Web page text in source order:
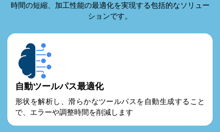
時間の短縮、加工性能の最適化を実現する包括的なソリュー
ションです。
自動ツールパス最適化
形状を解析し、滑らかなツールパスを自動生成すること
で、エラーや調整時間を削減します